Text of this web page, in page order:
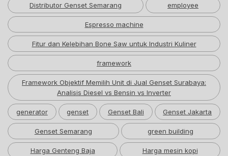
Distributor Genset Semarang employee
Espresso machine
Fitur dan Kelebihan Bone Saw untuk Industri Kuliner
framework
Framework Objektif Memilih Unit di Jual Genset Surabaya:
Analisis Diesel vs Bensin vs Inverter
generator genset Genset Bali Genset Jakarta
Genset Semarang green building
Harga Genteng Baja Harga mesin kopi